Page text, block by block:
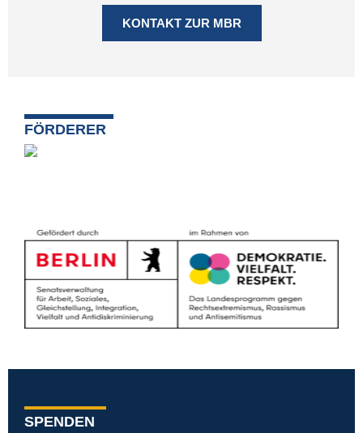
KONTAKT ZUR MBR
FÖRDERER
SPENDEN